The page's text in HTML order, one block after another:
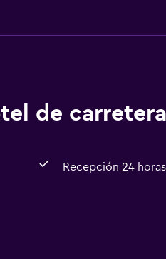
de carretera
Recepción 24 horas